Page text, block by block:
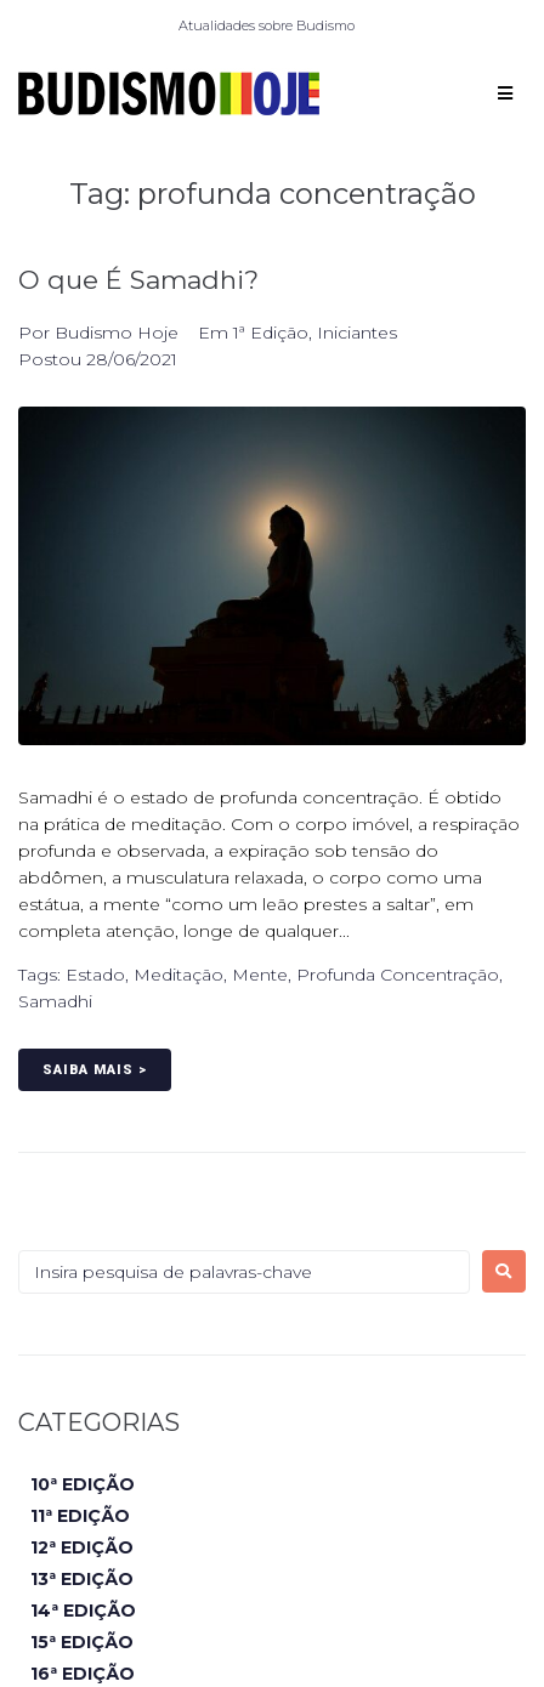
Atualidades sobre Budismo
Tag: profunda concentração
O que É Samadhi?
Por Budismo Hoje Em1ª Edição, Iniciantes
Postou 28/06/2021
Samadhi é o estado de profunda concentração. É obtido
na prática de meditação. Com o corpo imóvel, a respiração
profunda e observada, a expiração sob tensão do
abdômen, a musculatura relaxada, o corpo como uma
estátua, a mente “como um leão prestes a saltar”, em
completa atenção, longe de qualquer...
Tags: Estado, Meditação, Mente, Profunda Concentração,
Samadhi
SAIBA MAIS >
CATEGORIAS
10ª EDIÇÃO
11ª EDIÇÃO
12ª EDIÇÃO
13ª EDIÇÃO
14ª EDIÇÃO
15ª EDIÇÃO
16ª EDIÇÃO